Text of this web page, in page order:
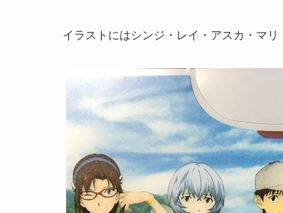
イラストにはシンジ・レイ・アスカ・マリ